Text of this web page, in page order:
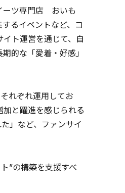
ーツ専門店 おいも
るイベントなど、コ
ト運営を通じて、自
的な「愛着・好感」
れぞれ運用してお
と躍進を感じられる
」など、ファンサイ
”の構築を支援すべ